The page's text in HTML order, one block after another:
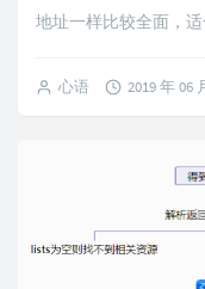
地址一样比较全面，适
心语 2019 年 06